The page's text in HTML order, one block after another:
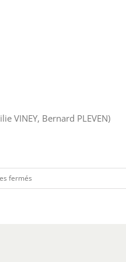
VINEY, Bernard PLEVEN)
fermés
3ème